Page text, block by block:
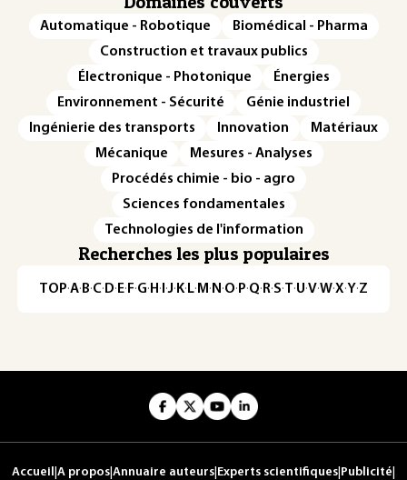
Automatique - Robotique
Biomédical - Pharma
Construction et travaux publics
Électronique - Photonique
Énergies
Environnement - Sécurité
Génie industriel
Ingénierie des transports
Innovation
Matériaux
Mécanique
Mesures - Analyses
Procédés chimie - bio - agro
Sciences fondamentales
Technologies de l'information
Recherches les plus populaires
TOP·A·B·C· D· E· F·G· H · ·J· K· L· M · N ·O· P·Q· R·S·T·U·V·W·X·Y·Z
Accueil A propos Annuaire auteurs Experts scientifiques Publicité